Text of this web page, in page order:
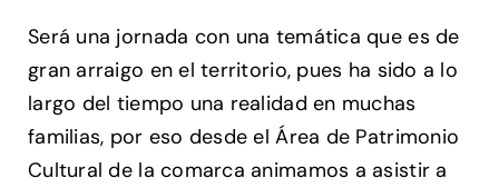
Será una jornada con una temática que es de
gran arraigo en el territorio, pues ha sido a lo
largo del tiempo una realidad en muchas
familias, por eso desde el Área de Patrimonio
Cultural de la comarca animamos a asistir a